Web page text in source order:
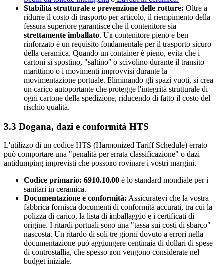
Stabilità strutturale e prevenzione delle rotture: Oltre a
ridurre il costo di trasporto per articolo, il riempimento della
fessura superiore garantisce che il contenitore sia
strettamente imballato. Un contenitore pieno e ben
rinforzato è un requisito fondamentale per il trasporto sicuro
della ceramica. Quando un container è pieno, evita che i
cartoni si spostino, "saltino" o scivolino durante il transito
marittimo o i movimenti improvvisi durante la
movimentazione portuale. Eliminando gli spazi vuoti, si crea
un carico autoportante che protegge l'integrità strutturale di
ogni cartone della spedizione, riducendo di fatto il costo del
rischio qualità.
3.3 Dogana, dazi e conformità HTS
L'utilizzo di un codice HTS (Harmonized Tariff Schedule) errato
può comportare una "penalità per errata classificazione" o dazi
antidumping imprevisti che possono rovinare i vostri margini.
Codice primario: 6910.10.00 è lo standard mondiale per i
sanitari in ceramica.
Documentazione e conformità: Assicuratevi che la vostra
fabbrica fornisca documenti di conformità accurati, tra cui la
polizza di carico, la lista di imballaggio e i certificati di
origine. I ritardi portuali sono una "tassa sui costi di sbarco"
nascosta. Un ritardo di soli tre giorni dovuto a errori nella
documentazione può aggiungere centinaia di dollari di spese
di controstallia, che spesso non vengono considerate nel
budget iniziale.